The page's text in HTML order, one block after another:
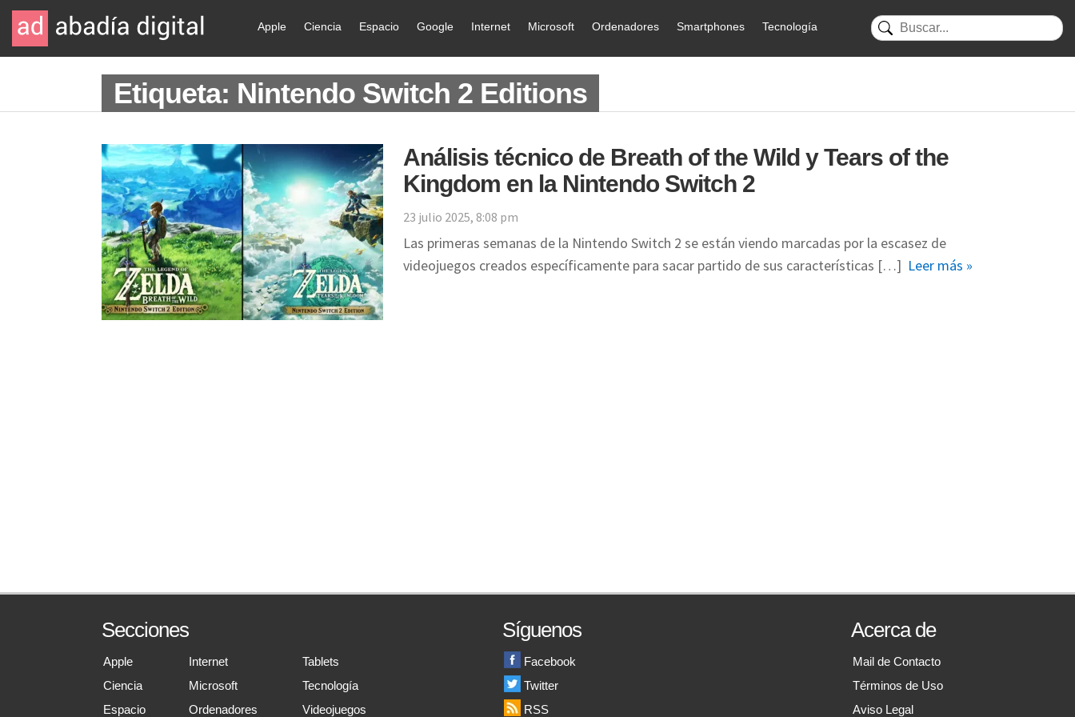
Apple Ciencia Espacio Google Internet Microsoft Ordenadores Smartphones Tecnología
Etiqueta: Nintendo Switch 2 Editions
Análisis técnico de Breath of the Wild y Tears of the
Kingdom en la Nintendo Switch 2
23 julio 2025, 8:08 pm
Las primeras semanas de la Nintendo Switch 2 se están viendo marcadas por la escasez de
videojuegos creados específicamente para sacar partido de sus características […] Leer más »
Secciones
Apple
Ciencia
Espacio
Internet
Microsoft
Ordenadores
Tablets
Tecnología
Videojuegos
Síguenos
Facebook
Twitter
RSS
Acerca de
Mail de Contacto
Términos de Uso
Aviso Legal